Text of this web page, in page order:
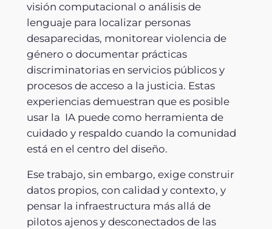
visión computacional o análisis de
lenguaje para localizar personas
desaparecidas, monitorear violencia de
género o documentar prácticas
discriminatorias en servicios públicos y
procesos de acceso a la justicia. Estas
experiencias demuestran que es posible
usar la IA puede como herramienta de
cuidado y respaldo cuando la comunidad
está en el centro del diseño.
Ese trabajo, sin embargo, exige construir
datos propios, con calidad y contexto, y
pensar la infraestructura más allá de
pilotos ajenos y desconectados de las